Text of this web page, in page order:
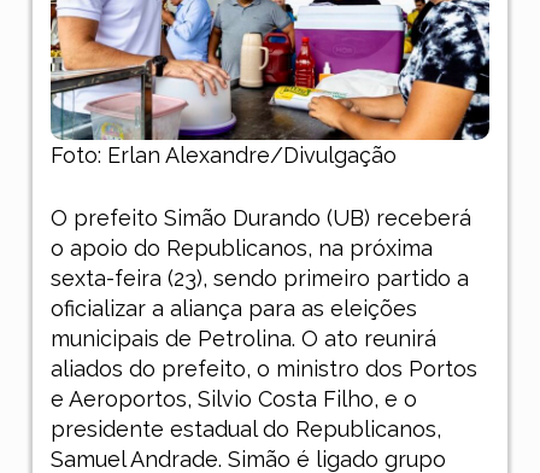
Foto: Erlan Alexandre/Divulgação
O prefeito Simão Durando (UB) receberá
o apoio do Republicanos, na próxima
sexta-feira (23), sendo primeiro partido a
oficializar a aliança para as eleições
municipais de Petrolina. O ato reunirá
aliados do prefeito, o ministro dos Portos
e Aeroportos, Silvio Costa Filho, e o
presidente estadual do Republicanos,
Samuel Andrade. Simão é ligado grupo